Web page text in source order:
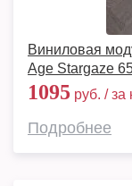
Виниловая
Age Stargaze
1095 руб. / за
Подробнее